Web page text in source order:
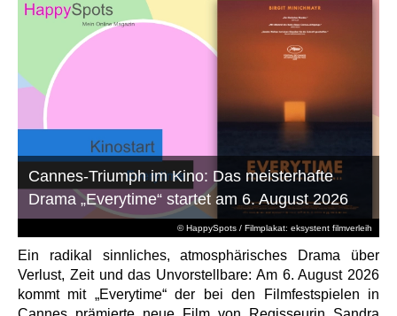
© HappySpots / Filmplakat: eksystent filmverleih
Cannes-Triumph im Kino: Das meisterhafte
Drama „Everytime“ startet am 6. August 2026
Ein radikal sinnliches, atmosphärisches Drama über
Verlust, Zeit und das Unvorstellbare: Am 6. August 2026
kommt mit „Everytime“ der bei den Filmfestspielen in